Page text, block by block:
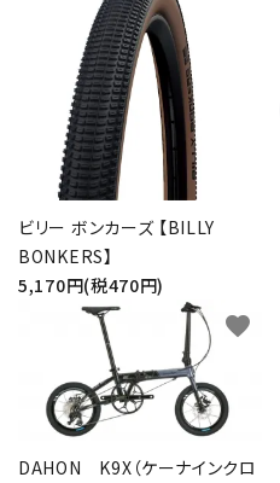
ビリー ボンカーズ 【BILLY
BONKERS】
5,170円(税470円)
DAHON K9X（ケーナインクロ
favorite